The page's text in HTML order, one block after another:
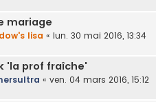
mariage
lisa « lun. 30 mai 2016, 13:34
'la prof fraîche'
« ven. 04 mars 2016, 15:12